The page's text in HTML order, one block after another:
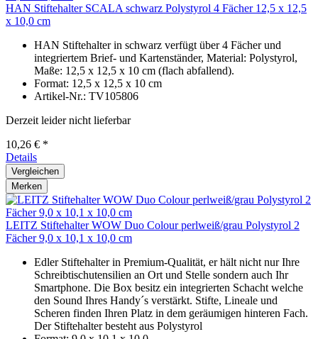
HAN Stiftehalter SCALA schwarz Polystyrol 4 Fächer 12,5 x 12,5
x 10,0 cm
HAN Stiftehalter in schwarz verfügt über 4 Fächer und
integriertem Brief- und Kartenständer, Material: Polystyrol,
Maße: 12,5 x 12,5 x 10 cm (flach abfallend).
Format: 12,5 x 12,5 x 10 cm
Artikel-Nr.: TV105806
Derzeit leider nicht lieferbar
10,26 € *
Details
Vergleichen
Merken
LEITZ Stiftehalter WOW Duo Colour perlweiß/grau Polystyrol 2
Fächer 9,0 x 10,1 x 10,0 cm
Edler Stiftehalter in Premium-Qualität, er hält nicht nur Ihre
Schreibtischutensilien an Ort und Stelle sondern auch Ihr
Smartphone. Die Box besitz ein integrierten Schacht welche
den Sound Ihres Handy´s verstärkt. Stifte, Lineale und
Scheren finden Ihren Platz in dem geräumigen hinteren Fach.
Der Stiftehalter besteht aus Polystyrol